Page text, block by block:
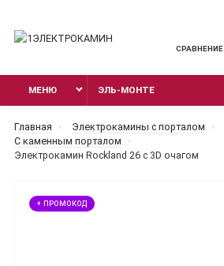
СРАВНЕНИЕ
МЕНЮ ЭЛЬ-МОНТЕ
Главная
Электрокамины с порталом
С каменным порталом
Электрокамин Rockland 26 с 3D очагом
+ ПРОМОКОД